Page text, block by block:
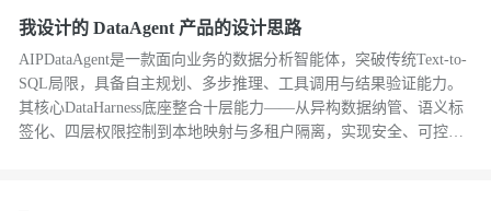
我设计的 DataAgent 产品的设计思路
AIPDataAgent是一款面向业务的数据分析智能体，突破传统Text-to-
SQL局限，具备自主规划、多步推理、工具调用与结果验证能力。
其核心DataHarness底座整合十层能力——从异构数据纳管、语义标
签化、四层权限控制到本地映射与多租户隔离，实现安全、可控、